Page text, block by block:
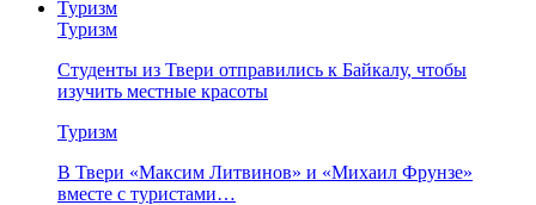
Туризм
Туризм
Студенты из Твери отправились к Байкалу, чтобы
изучить местные красоты
Туризм
В Твери «Максим Литвинов» и «Михаил Фрунзе»
вместе с туристами…